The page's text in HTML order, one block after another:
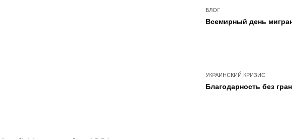
БЛОГ
Всемирный день
УКРАИНСКИЙ КРИЗИС
Благодарность без